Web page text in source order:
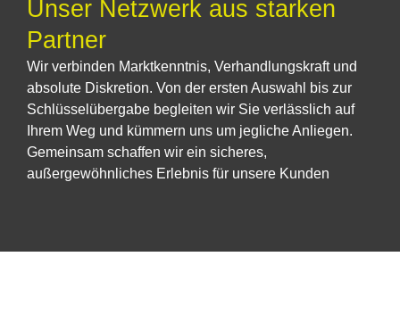
Unser Netzwerk aus starken
Partner
Wir verbinden Marktkenntnis, Verhandlungskraft und
absolute Diskretion. Von der ersten Auswahl bis zur
Schlüsselübergabe begleiten wir Sie verlässlich auf
Ihrem Weg und kümmern uns um jegliche Anliegen.
Gemeinsam schaffen wir ein sicheres,
außergewöhnliches Erlebnis für unsere Kunden